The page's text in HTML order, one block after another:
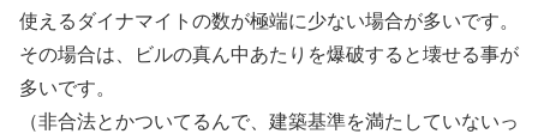
使えるダイナマイトの数が極端に少ない場合が多いです。
その場合は、ビルの真ん中あたりを爆破すると壊せる事が
多いです。
（非合法とかついてるんで、建築基準を満たしていないっ